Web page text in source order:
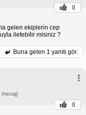
0
gelen ekiplerin cep
iletebilir misiniz ?
Buna gelen 1 yanıtı gör.
mesaj)
0